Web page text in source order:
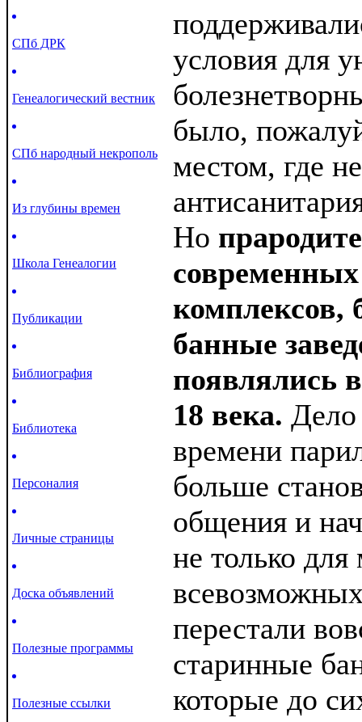
СПб ДРК
Генеалогический вестник
СПб народный некрополь
Из глубины времен
Школа Генеалогии
Публикации
Библиография
Библиотека
Персоналия
Личные страницы
Доска объявлений
Полезные программы
Полезные ссылки
условия для
было,
местом, где
Но
комплексов,
банные
появлялись
18 века. Дело
времени
больше
общения и
не только
перестали
старинные
которые до